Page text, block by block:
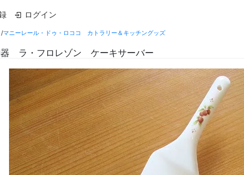
ログイン
/マニーレール・ドゥ・ロココ カトラリー＆キッチングッズ
ラ・フロレゾン ケーキサーバー